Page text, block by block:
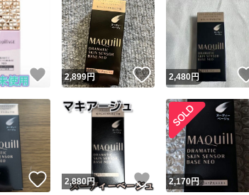
いいね！
2,899円 いいね！
2,480円
いいね！
2,880円 いいね！
2,170円